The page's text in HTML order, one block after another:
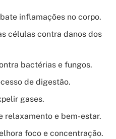
inflamações no corpo.
células contra danos dos
bactérias e fungos.
de digestão.
gases.
relaxamento e bem-estar.
foco e concentração.